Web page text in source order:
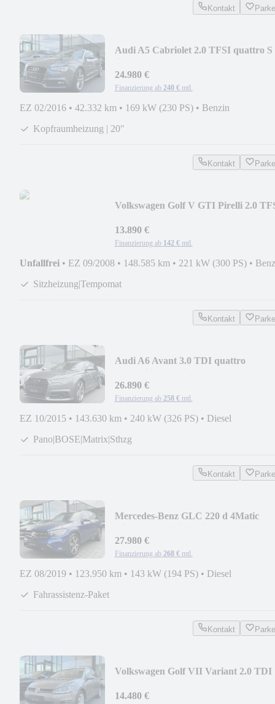
Kontakt
Audi A5 Cabriolet 2.0 TFSI quattro S
24.980 €
Finanzierung ab 240 € mtl.
EZ 02/2016 • 42.332 km • 169 kW (230 PS) • Benzin
Kopfraumheizung | 20"
Kontakt
Volkswagen Golf V GTI Pirelli 2.0
13.890 €
Finanzierung ab 142 € mtl.
Unfallfrei • EZ 09/2008 • 148.585 km • 221 kW (300 PS) •
Sitzheizung|Tempomat
Kontakt
Audi A6 Avant 3.0 TDI quattro
26.890 €
Finanzierung ab 258 € mtl.
EZ 10/2015 • 143.630 km • 240 kW (326 PS) • Diesel
Pano|BOSE|Matrix|Sthzg
Kontakt
Mercedes-Benz GLC 220 d 4Matic
27.980 €
Finanzierung ab 268 € mtl.
EZ 08/2019 • 123.950 km • 143 kW (194 PS) • Diesel
Fahrassistenz-Paket
Kontakt
Volkswagen Golf VII Variant 2.0 TDI
14.480 €